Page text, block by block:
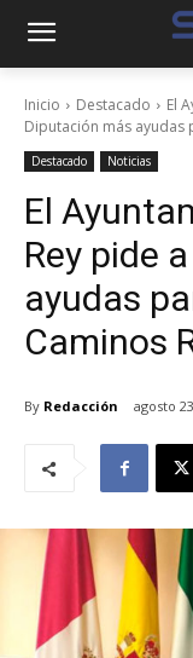
Inicio Destacado
El
Diputación más ayudas
Destacado Noticias
El
Rey pide
ayudas
Caminos
By Redacción agosto